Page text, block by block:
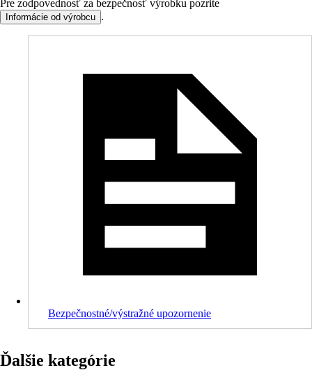
Pre zodpovednosť za bezpečnosť výrobku pozrite
Informácie od výrobcu .
Bezpečnostné/výstražné upozornenie
Ďalšie kategórie